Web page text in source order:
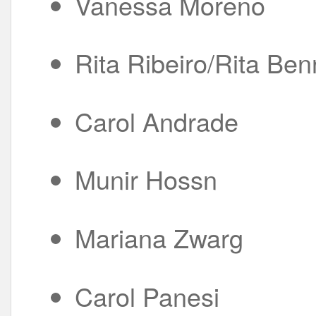
Rita Ribeiro/Rita
Carol Andrade
Munir Hossn
Mariana Zwarg
Carol Panesi